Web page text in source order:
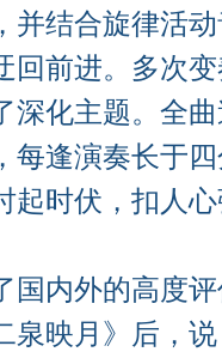
并结合旋律活
回前进。多次
深化主题。全
每逢演奏长于
起时伏，扣人
国内外的高度
泉映月》后，